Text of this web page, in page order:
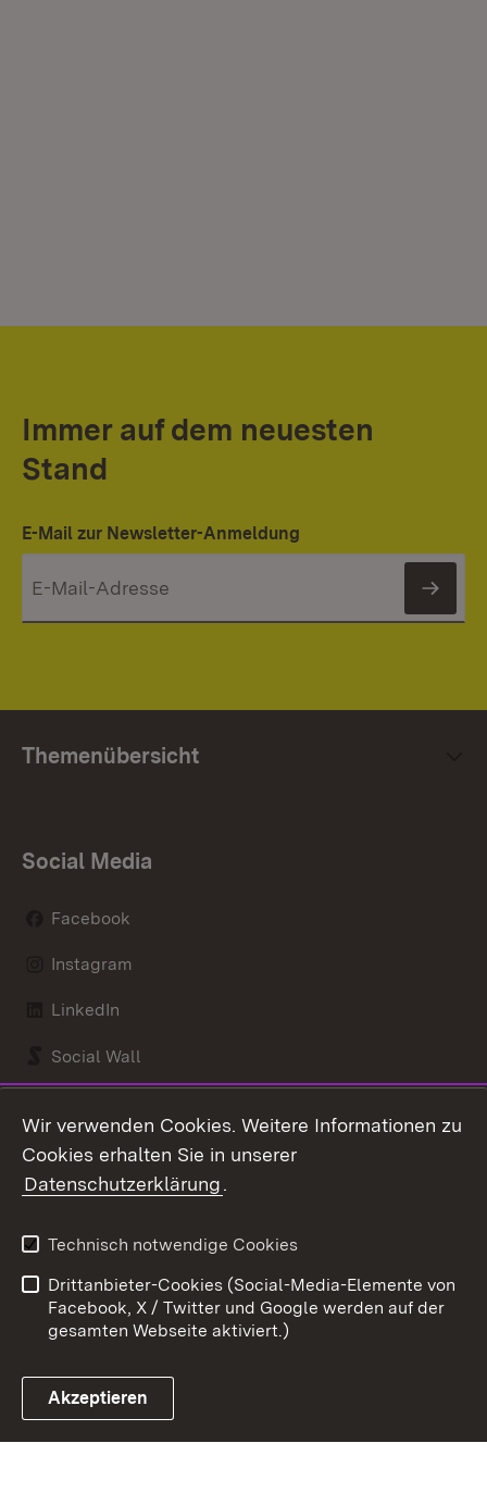
Immer auf dem neuesten
Stand
E-Mail zur Newsletter-Anmeldung
Themenübersicht
Social Media
Facebook
Instagram
LinkedIn
Social Wall
Link zum Landesportal
Kontakt
Barrierefreiheit
Impressum
Cookies
Wir verwenden Cookies. Weitere Informationen zu
Cookies erhalten Sie in unserer
Datenschutzerklärung.
Technisch notwendige Cookies
Drittanbieter-Cookies (Social-Media-Elemente von
Facebook, X / Twitter und Google werden auf der
gesamten Webseite aktiviert.)
Akzeptieren